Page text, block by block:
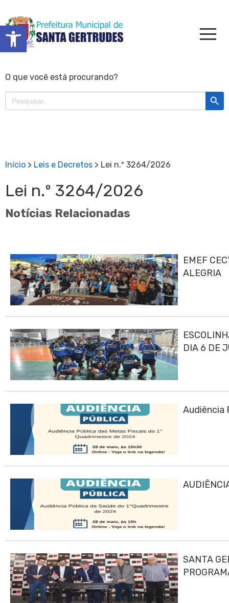
Barra de Ferramentas Aberta
O que você está procurando?
Search
for:
Search
Início > Leis e Decretos > Lei n.º 3264/2026
Lei n.º 3264/2026
Notícias Relacionadas
EMEF
ALEGRIA
DIA 6 DE
Audiência
SANTA